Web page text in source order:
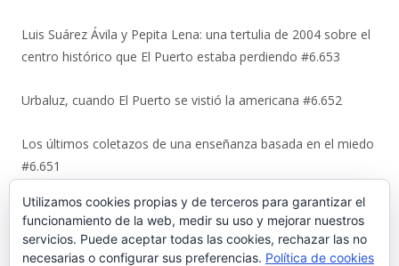
Luis Suárez Ávila y Pepita Lena: una tertulia de 2004 sobre el
centro histórico que El Puerto estaba perdiendo #6.653
Urbaluz, cuando El Puerto se vistió la americana #6.652
Los últimos coletazos de una enseñanza basada en el miedo
#6.651
En 1970, bendición de los espigones de Poniente y Levante
#6.650
Utilizamos cookies propias y de terceros para garantizar el
funcionamiento de la web, medir su uso y mejorar nuestros
servicios. Puede aceptar todas las cookies, rechazar las no
necesarias o configurar sus preferencias. Política de cookies